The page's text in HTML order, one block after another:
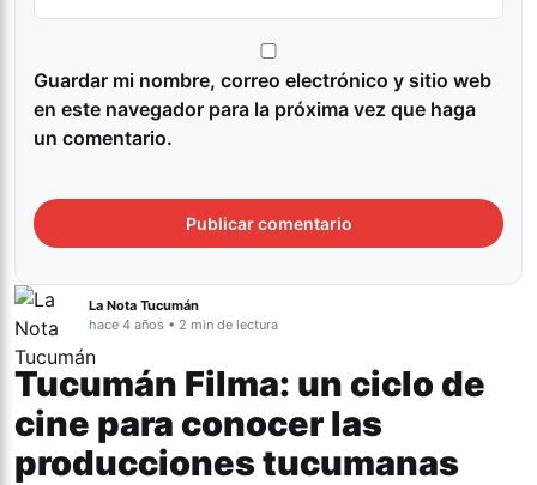
Guardar mi nombre, correo electrónico y sitio web
en este navegador para la próxima vez que haga
un comentario.
La Nota Tucumán
hace 4 años • 2 min de lectura
Tucumán Filma: un ciclo de
cine para conocer las
producciones tucumanas